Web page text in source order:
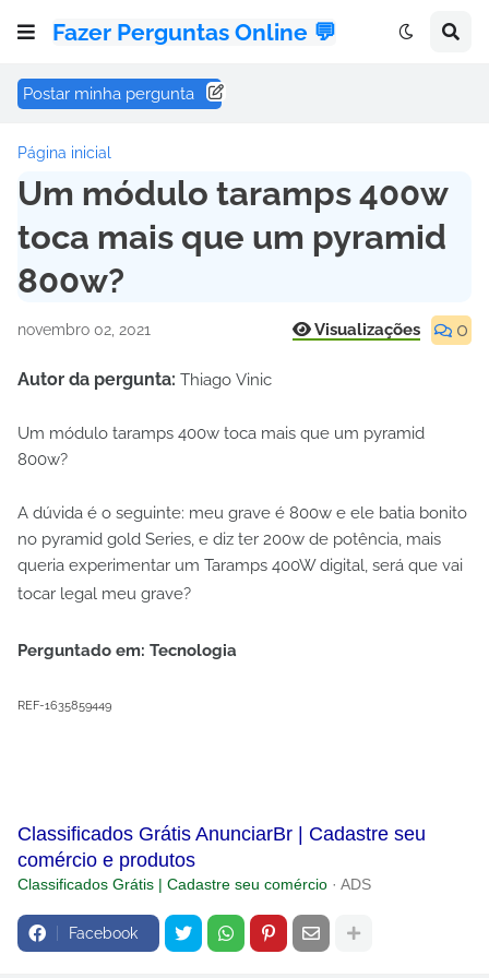
Fazer Perguntas Online 💬
Postar minha pergunta
Página inicial
Um módulo taramps 400w
toca mais que um pyramid
800w?
novembro 02, 2021 Visualizações 0
Autor da pergunta: Thiago Vinic
Um módulo taramps 400w toca mais que um pyramid
800w?
A dúvida é o seguinte: meu grave é 800w e ele batia bonito
no pyramid gold Series, e diz ter 200w de potência, mais
queria experimentar um Taramps 400W digital, será que vai
tocar legal meu grave?
Perguntado em: Tecnologia
REF-1635859449
Classificados Grátis AnunciarBr | Cadastre seu
comércio e produtos
Classificados Grátis | Cadastre seu comércio · ADS
Facebook